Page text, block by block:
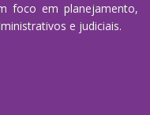
foco em planejamento,
e judiciais.